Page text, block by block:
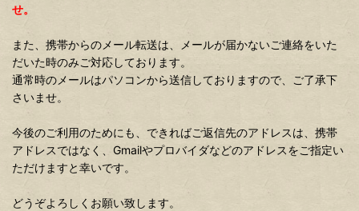
せ。
また、携帯からのメール転送は、メールが届かないご連絡をいた
だいた時のみご対応しております。
通常時のメールはパソコンから送信しておりますので、ご了承下
さいませ。
今後のご利用のためにも、できればご返信先のアドレスは、携帯
アドレスではなく、Gmailやプロバイダなどのアドレスをご指定い
ただけますと幸いです。
どうぞよろしくお願い致します。